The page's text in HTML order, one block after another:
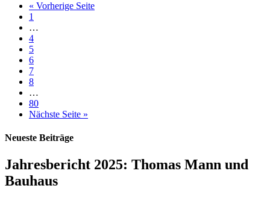
« Vorherige Seite
1
…
4
5
6
7
8
…
80
Nächste Seite »
Neueste Beiträge
Jahresbericht 2025: Thomas Mann und
Bauhaus